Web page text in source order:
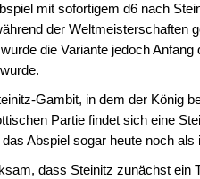
mit sofortigem d6 nach
der Weltmeisterschaften
die Variante jedoch
Gambit, in dem der König
Partie findet sich eine
Abspiel sogar heute noch als
dass Steinitz zunächst ein